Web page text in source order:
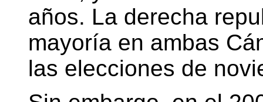
años. La derecha
mayoría en ambas
las elecciones de